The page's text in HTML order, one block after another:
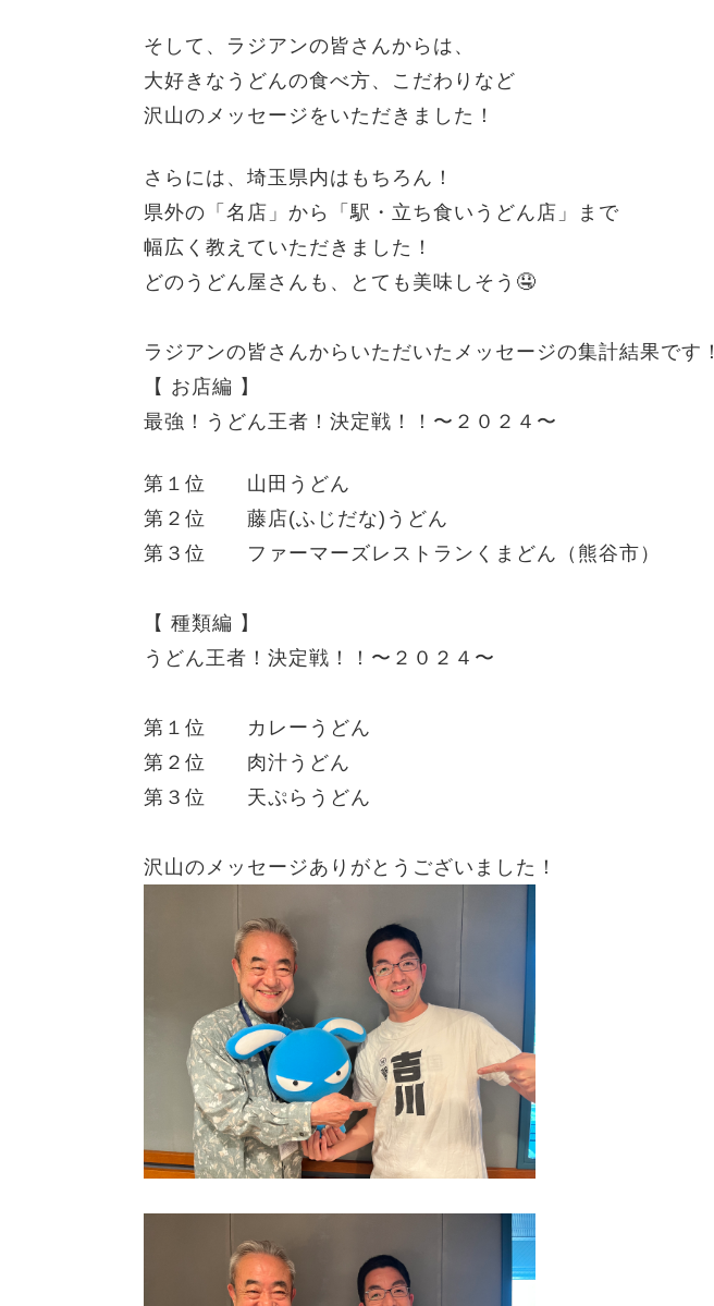
そして、ラジアンの皆さんからは、
大好きなうどんの食べ方、こだわりなど
沢山のメッセージをいただきました！
さらには、埼玉県内はもちろん！
県外の「名店」から「駅・立ち食いうどん店」まで
幅広く教えていただきました！
どのうどん屋さんも、とても美味しそう🤤
ラジアンの皆さんからいただいたメッセージの集計結果です！
【 お店編 】
最強！うどん王者！決定戦！！〜２０２４〜
第１位 山田うどん
第２位 藤店(ふじだな)うどん
第３位 ファーマーズレストランくまどん（熊谷市）
【 種類編 】
うどん王者！決定戦！！〜２０２４〜
第１位 カレーうどん
第２位 肉汁うどん
第３位 天ぷらうどん
沢山のメッセージありがとうございました！